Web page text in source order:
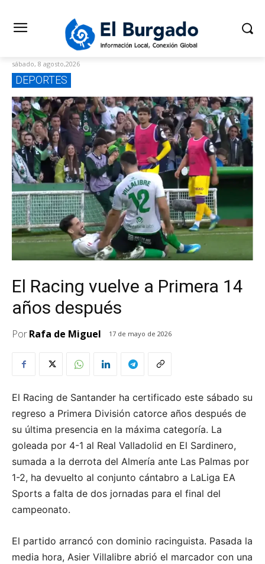
sábado, 8 agosto,2026
DEPORTES
El Racing vuelve a Primera 14
años después
PorRafa de Miguel 17 de mayo de 2026
El Racing de Santander ha certificado este sábado su
regreso a Primera División catorce años después de
su última presencia en la máxima categoría. La
goleada por 4-1 al Real Valladolid en El Sardinero,
sumada a la derrota del Almería ante Las Palmas por
1-2, ha devuelto al conjunto cántabro a LaLiga EA
Sports a falta de dos jornadas para el final del
campeonato.
El partido arrancó con dominio racinguista. Pasada la
media hora, Asier Villalibre abrió el marcador con una